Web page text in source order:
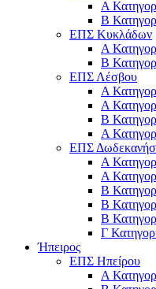
Α
Β
ΕΠΣ Κυκλάδων
Α
Β
ΕΠΣ Λέσβου
Α
Α
B
Α
ΕΠΣ
Α
Α
Β
Β
Β
Γ
Ήπειρος
ΕΠΣ Ηπείρου
Α